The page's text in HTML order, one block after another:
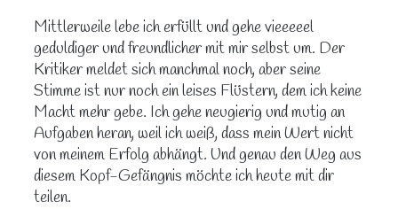
Mittlerweile lebe ich erfüllt und gehe vieeeeel
geduldiger und freundlicher mit mir selbst um. Der
Kritiker meldet sich manchmal noch, aber seine
Stimme ist nur noch ein leises Flüstern, dem ich keine
Macht mehr gebe. Ich gehe neugierig und mutig an
Aufgaben heran, weil ich weiß, dass mein Wert nicht
von meinem Erfolg abhängt. Und genau den Weg aus
diesem Kopf-Gefängnis möchte ich heute mit dir
teilen.